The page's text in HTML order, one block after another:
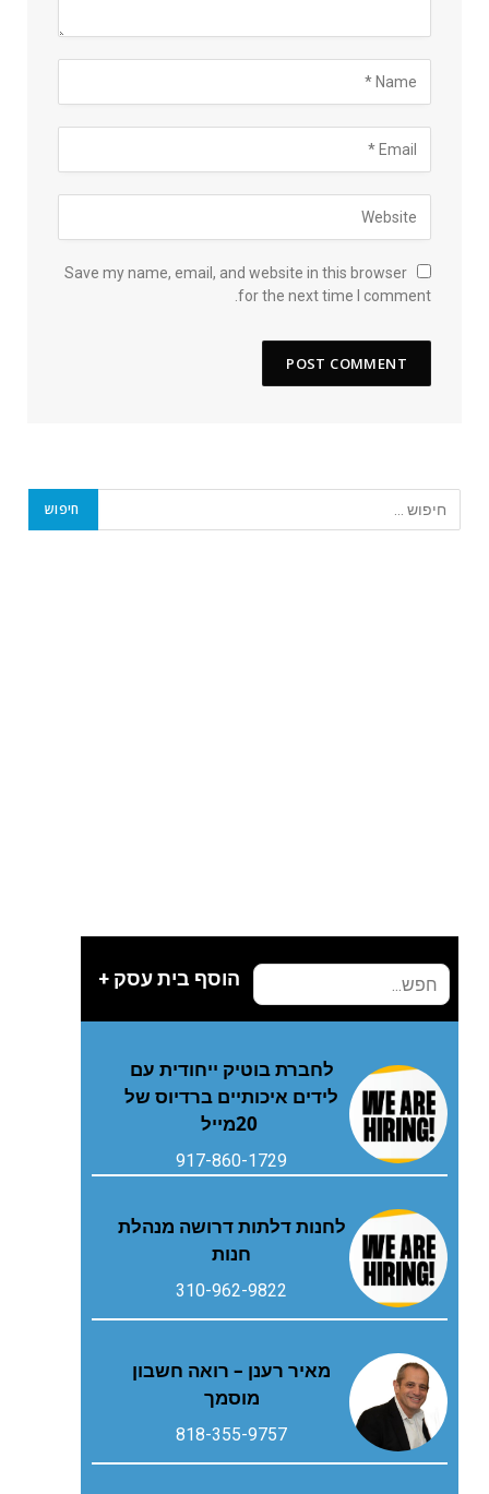
Save my name, email, and website in this browser
for the next time I comment.
הוסף בית עסק +
‬20‭ ‬מייל
917-860-1729
לחנות דלתות דרושה מנהלת
חנות
310-962-9822
מאיר רענן – רואה חשבון
מוסמך
818-355-9757